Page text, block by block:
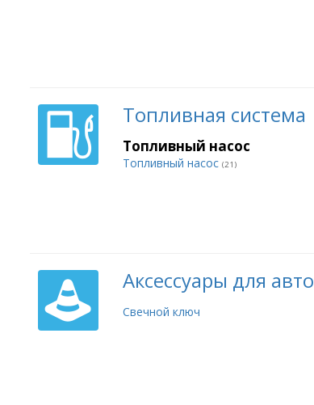
Топливная система
Топливный насос
Топливный насос (21)
Аксессуары для авто
Свечной ключ